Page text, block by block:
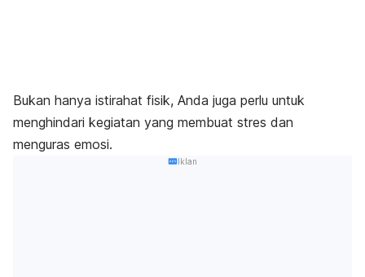
Bukan hanya istirahat fisik, Anda juga perlu untuk
menghindari kegiatan yang membuat stres dan
menguras emosi.
Iklan